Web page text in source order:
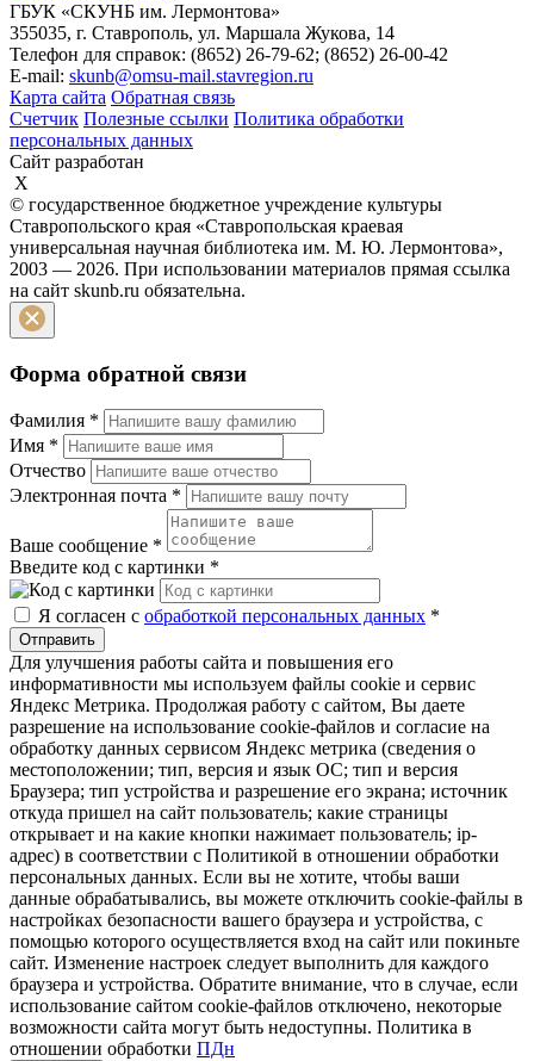
ГБУК «СКУНБ им. Лермонтова»
355035, г. Ставрополь, ул. Маршала Жукова, 14
Телефон для справок: (8652) 26-79-62; (8652) 26-00-42
E-mail: skunb@omsu-mail.stavregion.ru
Карта сайта Обратная связь
Счетчик Полезные ссылки Политика обработки
персональных данных
Сайт разработан
X
© государственное бюджетное учреждение культуры
Ставропольского края «Ставропольская краевая
универсальная научная библиотека им. М. Ю. Лермонтова»,
2003 — 2026. При использовании материалов прямая ссылка
на сайт skunb.ru обязательна.
Форма обратной связи
Фамилия *
Имя *
Отчество
Электронная почта *
Ваше сообщение *
Введите код с картинки *
Я согласен с обработкой персональных данных *
Отправить
Для улучшения работы сайта и повышения его
информативности мы используем файлы cookie и сервис
Яндекс Метрика. Продолжая работу с сайтом, Вы даете
разрешение на использование cookie-файлов и согласие на
обработку данных сервисом Яндекс метрика (сведения о
местоположении; тип, версия и язык ОС; тип и версия
Браузера; тип устройства и разрешение его экрана; источник
откуда пришел на сайт пользователь; какие страницы
открывает и на какие кнопки нажимает пользователь; ip-
адрес) в соответствии с Политикой в отношении обработки
персональных данных. Если вы не хотите, чтобы ваши
данные обрабатывались, вы можете отключить cookie-файлы в
настройках безопасности вашего браузера и устройства, с
помощью которого осуществляется вход на сайт или покиньте
сайт. Изменение настроек следует выполнить для каждого
браузера и устройства. Обратите внимание, что в случае, если
использование сайтом cookie-файлов отключено, некоторые
возможности сайта могут быть недоступны. Политика в
отношении обработки ПДн